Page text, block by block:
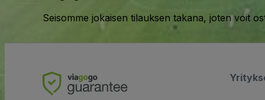
Seisomme jokaisen tilauksen takana, joten voit